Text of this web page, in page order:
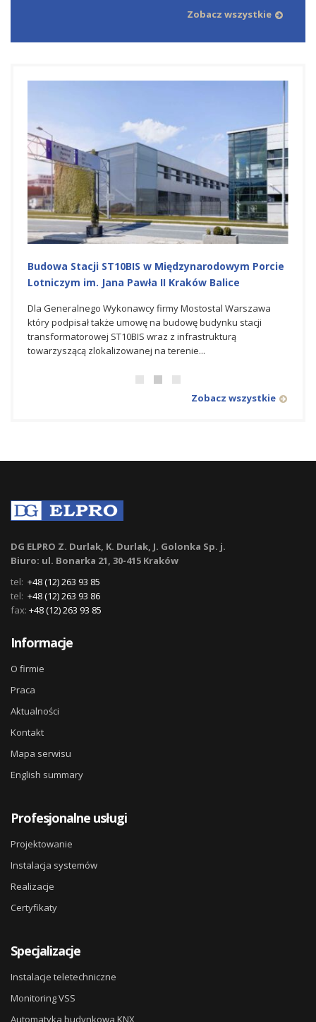
Zobacz wszystkie
Budowa Stacji ST10BIS w Międzynarodowym Porcie
Lotniczym im. Jana Pawła II Kraków Balice
Dla Generalnego Wykonawcy firmy Mostostal Warszawa
który podpisał także umowę na budowę budynku stacji
transformatorowej ST10BIS wraz z infrastrukturą
towarzyszącą zlokalizowanej na terenie...
Zobacz wszystkie
DG ELPRO Z. Durlak, K. Durlak, J. Golonka Sp. j.
Biuro: ul. Bonarka 21, 30-415 Kraków
tel: +48 (12) 263 93 85
tel: +48 (12) 263 93 86
fax: +48 (12) 263 93 85
Informacje
O firmie
Praca
Aktualności
Kontakt
Mapa serwisu
English summary
Profesjonalne usługi
Projektowanie
Instalacja systemów
Realizacje
Certyfikaty
Specjalizacje
Instalacje teletechniczne
Monitoring VSS
Automatyka budynkowa KNX